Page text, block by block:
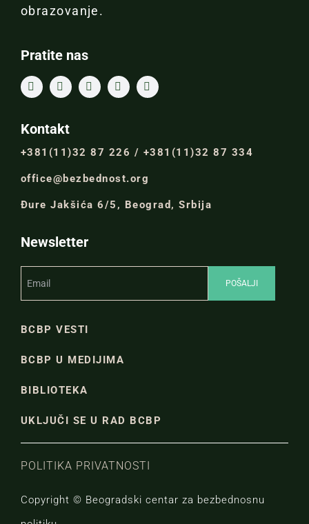
obrazovanje.
Pratite nas
Kontakt
+381(11)32 87 226 / +381(11)32 87 334
office@bezbednost.org
Đure Jakšića 6/5, Beograd, Srbija
Newsletter
BCBP VESTI
BCBP U MEDIJIMA
BIBLIOTEKA
UKLJUČI SE U RAD BCBP
POLITIKA PRIVATNOSTI
Copyright © Beogradski centar za bezbednosnu